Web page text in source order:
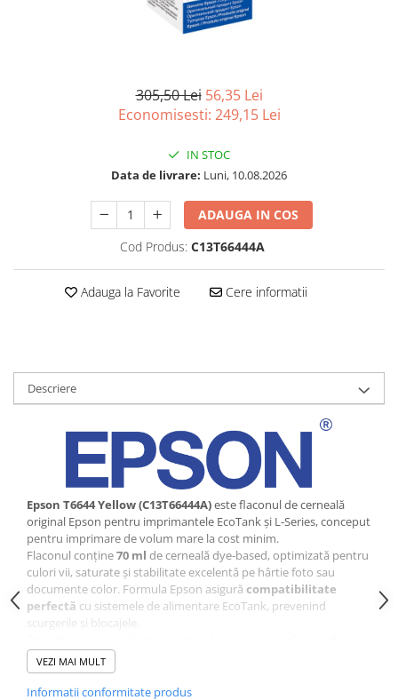
Consumabile & Filamente 3D
Cerneală & Cap de Printare
Imprimante Large Format Printer
Accesorii Large Format
TV, Audio-Video & Multimedia
Monitoare
Monitoare Gaming & Consumer
Monitoare Business
Accesorii Căști & Microfoane
Cabluri & Adaptoare Audio-Video
Suporturi - altele
Suporturi TV Birou
Suporturi TV Perete
Boxe
Boxe PC & Soundbar
Boxe Wireless & Portabile
305,50 Lei 56,35 Lei
Economisesti: 249,15 Lei
IN STOC
Data de livrare: Luni, 10.08.2026
ADAUGA IN COS
Cod Produs: C13T66444A
Adauga la Favorite Cere informatii
Descriere
Epson T6644 Yellow (C13T66444A)este flaconul de cerneală
original Epson pentru imprimantele EcoTank și L‑Series, conceput
pentru imprimare de volum mare la cost minim.
Flaconul conține70 ml de cerneală dye‑based, optimizată pentru
culori vii, saturate și stabilitate excelentă pe hârtie foto sau
documente color. Formula Epson asigură compatibilitate
perfectă cu sistemele de alimentare EcoTank, prevenind
scurgerile și blocajele.
imprimă constant color.
VEZI MAI MULT
Informatii conformitate produs